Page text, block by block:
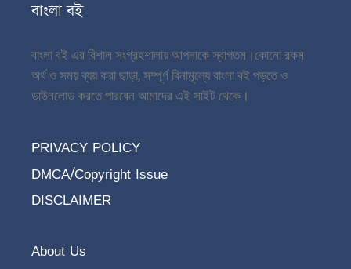
বাংলা বই
বাংলা বই এর বিশাল সংগ্রহশালায় আপনাকে স্বাগতম।কোনো রকম
অর্থ ও সময় ব্যয় করা ছাড়া, সম্পূর্ণ বিনামূল্যে বাংলা বই পড়তে ও
ডাউনলোড করতে পারবেন আমাদের এই সাইট থেকে।
PRIVACY POLICY
DMCA/Copyright Issue
DISCLAIMER
About Us